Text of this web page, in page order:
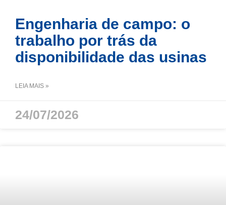
Engenharia de campo: o
trabalho por trás da
disponibilidade das usinas
LEIA MAIS »
24/07/2026